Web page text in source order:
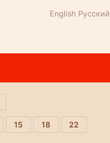
English Русский
15 18 22